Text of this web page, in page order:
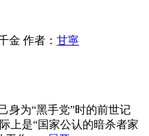
金 作者： 甘寧
身为“黑手党”时的前世记
上是“国家公认的暗杀者家